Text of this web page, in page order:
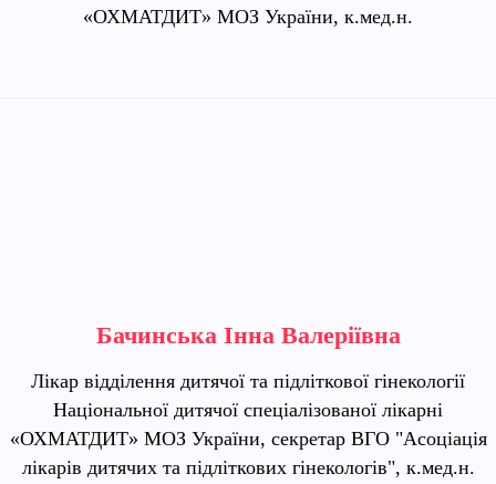
«ОХМАТДИТ» МОЗ України, к.мед.н.
Бачинська Інна Валеріївна
Лікар відділення дитячої та підліткової гінекології
Національної дитячої спеціалізованої лікарні
«ОХМАТДИТ» МОЗ України, секретар ВГО "Асоціація
лікарів дитячих та підліткових гінекологів", к.мед.н.